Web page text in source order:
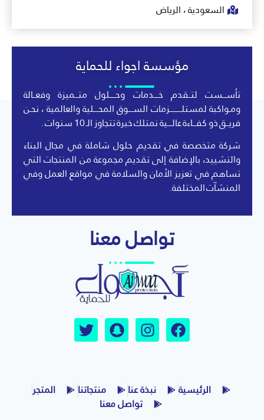
السعودية ، الرياض
مؤسسة اجواء للحماية
تأســـست لتــقدم خــــدمات وحـــــلول متـــميزة وفعــالة
ومـواكبة لمستلــــــــــزمات الســــوق المحــــلية والعالمية ، نحـن
فريــق ذو كفـــاءة عالــــية نمتلك خبرة تتجاوز الـ 10 سنوات .
شركة متخصصة في تقديم حلول شاملة في مجال البناء
والتشييد، بالإضافة إلى تقديم مجموعة من المنتجات التي
تساهم في تعزيز الأمان والسلامة في مواقع العمل وفي
المنشآت المختلفة.
تواصل معنا
الرئيسية نبذة عنا منتجاتنا
المتجر
تواصل معنا